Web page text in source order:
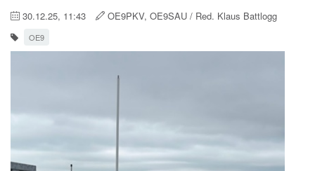
30.12.25, 11:43 OE9PKV, OE9SAU / Red. Klaus Battlogg
OE9